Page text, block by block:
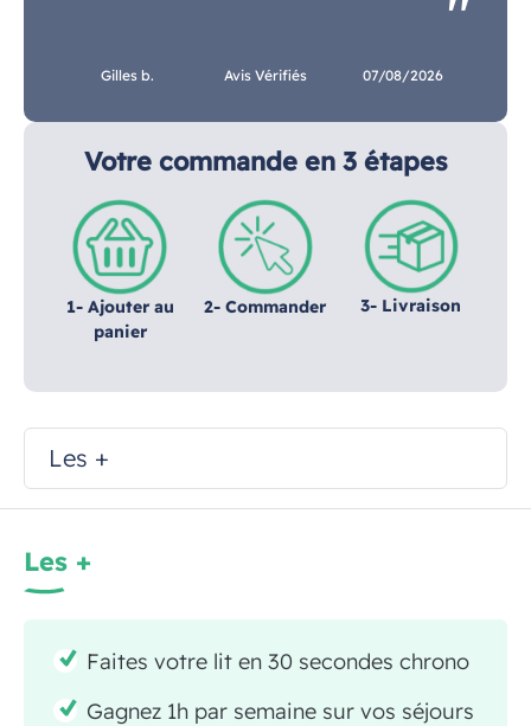
Votre commande en 3 étapes
1- Ajouter au
panier
2- Commander 3- Livraison
Gilles b. Avis Vérifiés 07/08/2026
Les +
Les +
Faites votre lit en 30 secondes chrono
Gagnez 1h par semaine sur vos séjours